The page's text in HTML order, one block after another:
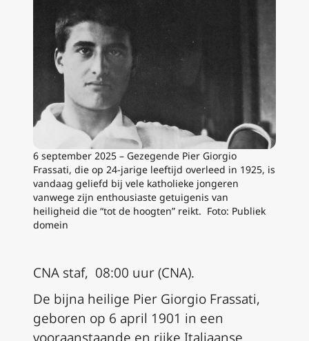
6 september 2025 – Gezegende Pier Giorgio
Frassati, die op 24-jarige leeftijd overleed in 1925, is
vandaag geliefd bij vele katholieke jongeren
vanwege zijn enthousiaste getuigenis van
heiligheid die “tot de hoogten” reikt. Foto: Publiek
domein
CNA staf, 08:00 uur (CNA).
De bijna heilige Pier Giorgio Frassati,
geboren op 6 april 1901 in een